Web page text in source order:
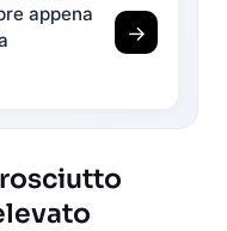
appena
→